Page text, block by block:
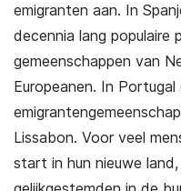
emigranten aan. In
decennia lang populaire
gemeenschappen van
Europeanen. In
Lissabon. Voor veel
start in hun nieuwe